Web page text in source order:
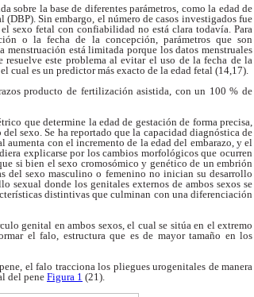
sobre la base de diferentes parámetros, como la edad de
Sin embargo, el número de casos investigados fue
sexo fetal con confiabilidad no está clara todavía. Para
ola fecha de la concepción, parámetros que son
menstruación estálimitada porque los datos menstruales
resuelve este problema al evitar el uso de la fecha de la
cual es un predictor más exacto de la edad fetal (14,17).
producto de fertilización asistida, con un 100 % de
que determine la edad de gestación de forma precisa,
sexo. Se ha reportado que la capacidad diagnóstica de
aumenta con el incrementode la edad del embarazo, y el
explicarse por los cambios morfológicos que ocurren
si bien el sexo cromosómico y genético de un embrión
delsexo masculino o femenino no inician su desarrollo
sexual donde los genitales externos de ambos sexos se
distintivas que culminan con una diferenciación
genital en ambos sexos, el cual se sitúa en el extremo
el falo, estructura que esde mayor tamaño en los
el falo traccionalos pliegues urogenitales de manera
del peneFigura 1 (21).